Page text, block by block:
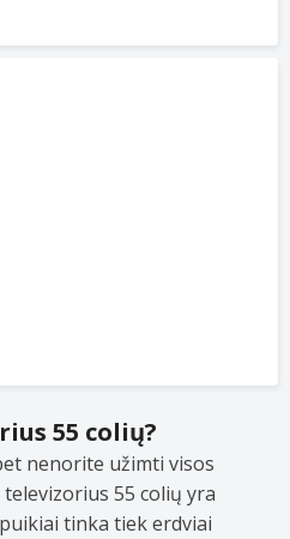
55 colių?
nenorite užimti visos
55 colių yra
tinka tiek erdviai